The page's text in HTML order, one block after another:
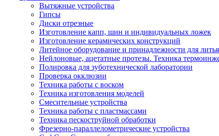
Вытяжные устройства
Гипсы
Диски отрезные
Изготовление капп, шин и индивидуальных ложек
Изготовление керамических конструкций
Литейное оборудование и принадлежности для литья
Нейлоновые, ацетатные протезы. Техника
Полировка для зуботехнической лаборатории
Проверка окклюзии
Техника работы с воском
Техника изготовления моделей
Смесительные устройства
Техника работы с пластмассами
Техника пескоструйной обработки
Фрезерно-параллелометрические устройства